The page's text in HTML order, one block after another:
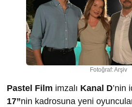
Fotoğraf: Arşiv
Pastel Film imzalı Kanal D’nin
17”nin kadrosuna yeni